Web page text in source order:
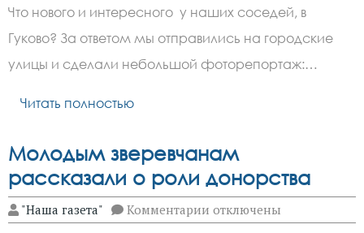
Фоторепортаж:
на
улицах
Гуково
Что нового и интересного у наших соседей, в
Гуково? За ответом мы отправились на городские
улицы и сделали небольшой фоторепортаж:…
Читать полностью
Молодым зверевчанам
рассказали о роли донорства
"Наша газета" Комментарии к
записи
отключены